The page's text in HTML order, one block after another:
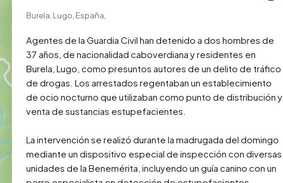
Burela, Lugo, España,
Agentes de la Guardia Civil han detenido a dos hombres de
37 años, de nacionalidad caboverdiana y residentes en
Burela, Lugo, como presuntos autores de un delito de tráfico
de drogas. Los arrestados regentaban un establecimiento
de ocio nocturno que utilizaban como punto de distribución y
venta de sustancias estupefacientes.
La intervención se realizó durante la madrugada del domingo
mediante un dispositivo especial de inspección con diversas
unidades de la Benemérita, incluyendo un guía canino con un